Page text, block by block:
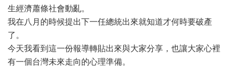
生經濟蕭條社會動亂。
我在八月的時候提出下一任總統出來就知道才何時要破產
了。
今天我看到這一份報導轉貼出來與大家分享，也讓大家心裡
有一個台灣未來走向的心理準備。